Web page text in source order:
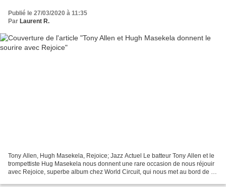
Publié le 27/03/2020 à 11:35
Par Laurent R.
Tony Allen, Hugh Masekela, Rejoice; Jazz Actuel Le batteur Tony Allen et le
trompettiste Hug Masekela nous donnent une rare occasion de nous réjouir
avec Rejoice, superbe album chez World Circuit, qui nous met au bord de la